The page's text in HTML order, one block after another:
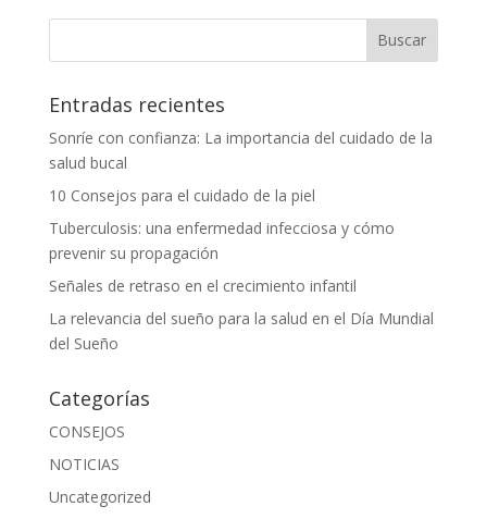
Entradas recientes
Sonríe con confianza: La importancia del cuidado de la
salud bucal
10 Consejos para el cuidado de la piel
Tuberculosis: una enfermedad infecciosa y cómo
prevenir su propagación
Señales de retraso en el crecimiento infantil
La relevancia del sueño para la salud en el Día Mundial
del Sueño
Categorías
CONSEJOS
NOTICIAS
Uncategorized